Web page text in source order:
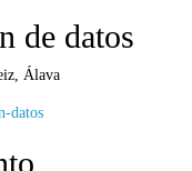
de datos
Álava
datos